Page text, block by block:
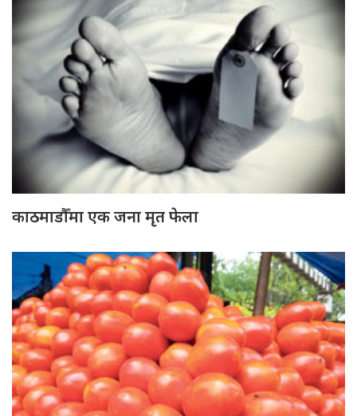
काठमाडौँमा एक जना मृत फेला